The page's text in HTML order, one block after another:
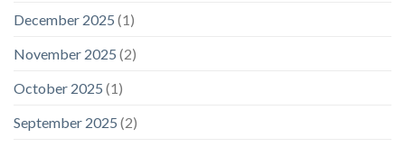
December 2025 (1)
November 2025 (2)
October 2025 (1)
September 2025 (2)